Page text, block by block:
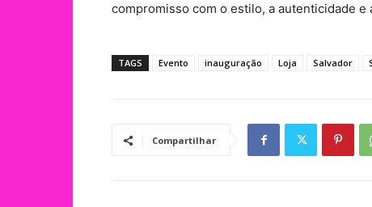
compromisso com o estilo, a autenticidade
TAGS Evento inauguração Loja Salvador
Compartilhar